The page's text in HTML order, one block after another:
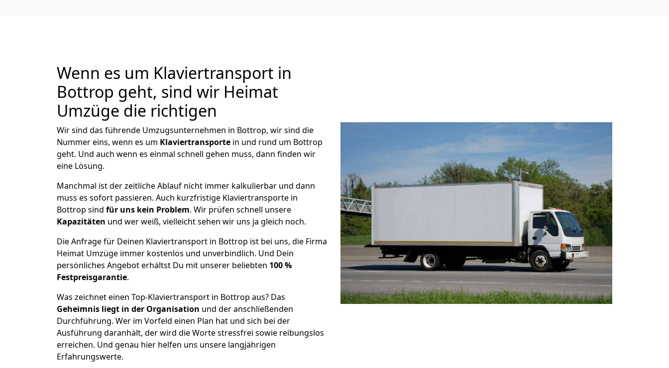
Wenn es um Klaviertransport in
Bottrop geht, sind wir Heimat
Umzüge die richtigen
Wir sind das führende Umzugsunternehmen in Bottrop, wir sind die
Nummer eins, wenn es um Klaviertransporte in und rund um Bottrop
geht. Und auch wenn es einmal schnell gehen muss, dann finden wir
eine Lösung.
Manchmal ist der zeitliche Ablauf nicht immer kalkulierbar und dann
muss es sofort passieren. Auch kurzfristige Klaviertransporte in
Bottrop sind für uns kein Problem. Wir prüfen schnell unsere
Kapazitäten und wer weiß, vielleicht sehen wir uns ja gleich noch.
Die Anfrage für Deinen Klaviertransport in Bottrop ist bei uns, die Firma
Heimat Umzüge immer kostenlos und unverbindlich. Und Dein
persönliches Angebot erhältst Du mit unserer beliebten 100 %
Festpreisgarantie.
Was zeichnet einen Top-Klaviertransport in Bottrop aus? Das
Geheimnis liegt in der Organisation und der anschließenden
Durchführung. Wer im Vorfeld einen Plan hat und sich bei der
Ausführung daranhält, der wird die Worte stressfrei sowie reibungslos
erreichen. Und genau hier helfen uns unsere langjährigen
Erfahrungswerte.